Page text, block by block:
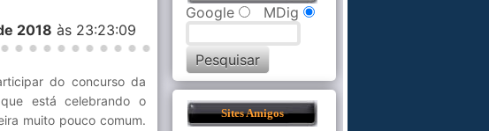
2018 às 23:23:09
do concurso da
está celebrando o
muito pouco comum.
Google MDig
Sites Amigos